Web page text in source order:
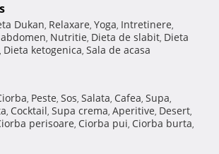
Dukan, Relaxare, Yoga, Intretinere,
, Nutritie, Dieta de slabit, Dieta
, Dieta ketogenica, Sala de acasa
, Peste, Sos, Salata, Cafea, Supa,
, Cocktail, Supa crema, Aperitive, Desert,
perisoare, Ciorba pui, Ciorba burta,